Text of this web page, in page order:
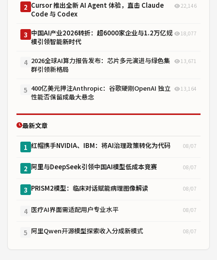
2 Cursor 推出全新 AI Agent 体验，直击 Claude
Code 与 Codex
22,146
3 中国AI产业2026转折：超6000家企业与1.2万亿规
模引领智能新时代
18,077
4 2026全球AI算力报告发布：芯片多元演进与绿色集
群引领新格局
13,671
5 400亿美元押注Anthropic：谷歌硬刚OpenAI 独立
性能否保留成最大悬念
13,164
最新文章
1 红帽携手NVIDIA、IBM：将AI治理政策转化为代码 08/07
2 阿里与DeepSeek引领中国AI模型低成本竞赛 08/07
3 PRISM2模型：临床对话赋能病理图像解读 08/07
4 医疗AI界面需适配用户专业水平 08/07
5 阿里Qwen开源模型探索收入分成新模式 08/07